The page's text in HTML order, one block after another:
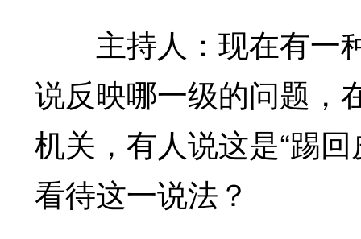
主持人：现在有一
说反映哪一级的问题，
机关，有人说这是“踢
看待这一说法？